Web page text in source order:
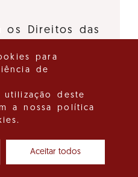
os Direitos das
I.P.,
a distinção
ao Rock in
promovido…
do destaque
para
de
deste
a nossa política
Aceitar todos